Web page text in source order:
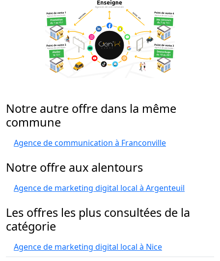
Notre autre offre dans la même
commune
Agence de communication à Franconville
Notre offre aux alentours
Agence de marketing digital local à Argenteuil
Les offres les plus consultées de la
catégorie
Agence de marketing digital local à Nice